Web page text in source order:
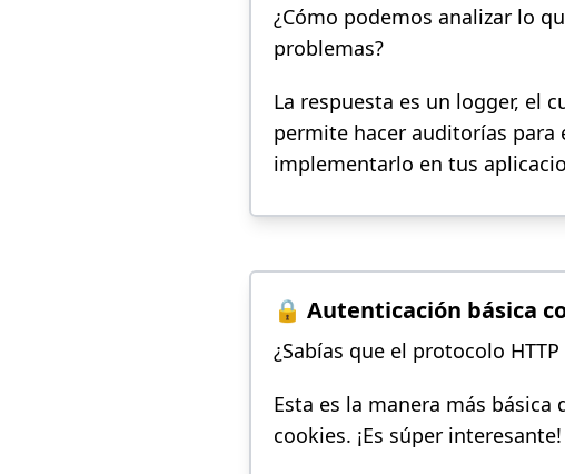
¿Cómo podemos analizar lo
problemas?
La respuesta es un logger, el
permite hacer auditorías para
implementarlo en tus
🔒 Autenticación básica
¿Sabías que el protocolo
Esta es la manera más
cookies. ¡Es súper interesante!